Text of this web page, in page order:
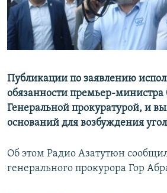
English
Русский
Публикации по заявлению
обязанности премьер-
Генеральной прокуратурой, и
оснований для возбуждения
Об этом Радио Азатутюн
генерального прокурора Гор